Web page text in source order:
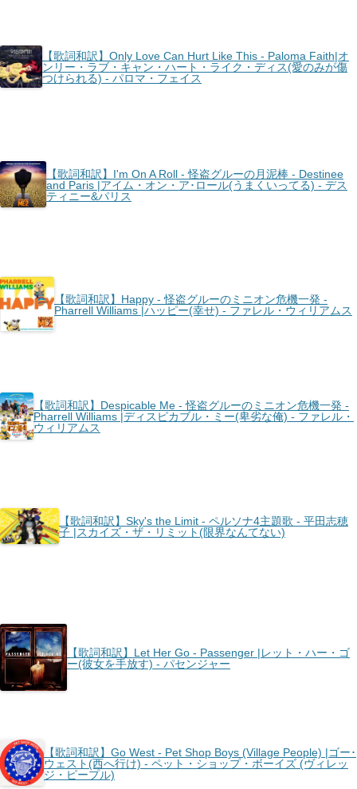
【歌詞和訳】Only Love Can Hurt Like This - Paloma Faith|オ
ンリー・ラブ・キャン・ハート・ライク・ディス(愛のみが傷
つけられる) - パロマ・フェイス
【歌詞和訳】I'm On A Roll - 怪盗グルーの月泥棒 - Destinee
and Paris |アイム・オン・ア･ロール(うまくいってる) - デス
ティニー&パリス
【歌詞和訳】Happy - 怪盗グルーのミニオン危機一発 -
Pharrell Williams |ハッピー(幸せ) - ファレル・ウィリアムス
【歌詞和訳】Despicable Me - 怪盗グルーのミニオン危機一発 -
Pharrell Williams |ディスピカブル・ミー(卑劣な俺) - ファレル・
ウィリアムス
【歌詞和訳】Sky's the Limit - ペルソナ4主題歌 - 平田志穂
子 |スカイズ・ザ・リミット(限界なんてない)
【歌詞和訳】Let Her Go - Passenger |レット・ハー・ゴ
ー(彼女を手放す) - パセンジャー
【歌詞和訳】Go West - Pet Shop Boys (Village People) |ゴー･
ウェスト(西へ行け) - ペット・ショップ・ボーイズ (ヴィレッ
ジ・ピープル)